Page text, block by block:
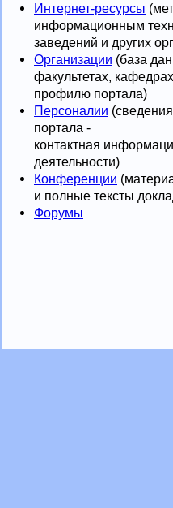
Интернет-ресурсы
информационным
заведений и других
Организации (база
факультетах,
профилю портала)
Персоналии
портала -
контактная
деятельности)
Конференции
и полные тексты
Форумы